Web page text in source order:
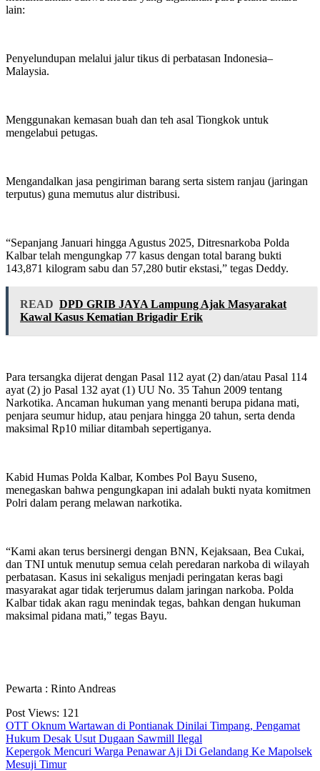
lain:
Penyelundupan melalui jalur tikus di perbatasan Indonesia–
Malaysia.
Menggunakan kemasan buah dan teh asal Tiongkok untuk
mengelabui petugas.
Mengandalkan jasa pengiriman barang serta sistem ranjau (jaringan
terputus) guna memutus alur distribusi.
“Sepanjang Januari hingga Agustus 2025, Ditresnarkoba Polda
Kalbar telah mengungkap 77 kasus dengan total barang bukti
143,871 kilogram sabu dan 57,280 butir ekstasi,” tegas Deddy.
READ DPD GRIB JAYA Lampung Ajak Masyarakat
Kawal Kasus Kematian Brigadir Erik
Para tersangka dijerat dengan Pasal 112 ayat (2) dan/atau Pasal 114
ayat (2) jo Pasal 132 ayat (1) UU No. 35 Tahun 2009 tentang
Narkotika. Ancaman hukuman yang menanti berupa pidana mati,
penjara seumur hidup, atau penjara hingga 20 tahun, serta denda
maksimal Rp10 miliar ditambah sepertiganya.
Kabid Humas Polda Kalbar, Kombes Pol Bayu Suseno,
menegaskan bahwa pengungkapan ini adalah bukti nyata komitmen
Polri dalam perang melawan narkotika.
“Kami akan terus bersinergi dengan BNN, Kejaksaan, Bea Cukai,
dan TNI untuk menutup semua celah peredaran narkoba di wilayah
perbatasan. Kasus ini sekaligus menjadi peringatan keras bagi
masyarakat agar tidak terjerumus dalam jaringan narkoba. Polda
Kalbar tidak akan ragu menindak tegas, bahkan dengan hukuman
maksimal pidana mati,” tegas Bayu.
Pewarta : Rinto Andreas
Post Views: 121
Navigasi
pos
OTT Oknum Wartawan di Pontianak Dinilai Timpang, Pengamat
Hukum Desak Usut Dugaan Sawmill Ilegal
Kepergok Mencuri Warga Penawar Aji Di Gelandang Ke Mapolsek
Mesuji Timur